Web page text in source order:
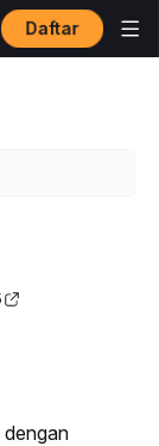
Daftar
dengan